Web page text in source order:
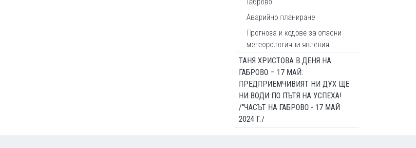
Аварийно планиране
Прогноза и кодове за опасни
метеорологични явления
ТАНЯ ХРИСТОВА В ДЕНЯ НА
ГАБРОВО – 17 МАЙ:
ПРЕДПРИЕМЧИВИЯТ НИ ДУХ ЩЕ
НИ ВОДИ ПО ПЪТЯ НА УСПЕХА!
/"ЧАСЪТ НА ГАБРОВО - 17 МАЙ
2024 Г./